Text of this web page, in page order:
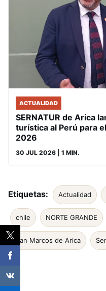
ACTUALIDAD
SERNATUR de Arica
turística al Perú para
2026
30 JUL 2026 | 1 MIN.
Etiquetas: Actualidad
chile NORTE GRANDE
San Marcos de Arica